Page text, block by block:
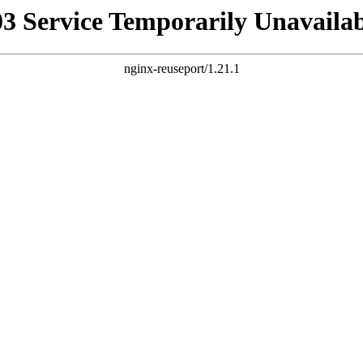
Service Temporarily
nginx-reuseport/1.21.1